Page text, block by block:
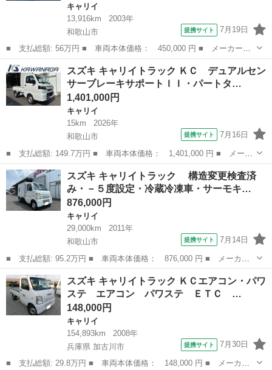
キャリイ
13,916km
2003年
和歌山市
提携サイト 7月19日
■ 支払総額: 56万円 ■ 車両本体価格： 450,000 円 ■ メーカー
名： スズキ ■ 車種名： キャリイトラック ■ グレード名： Ｋ
Ｃエアコン・パワステ オートマ 修復歴なし 車検整備付き エア
コン パワーステ...
和歌山 キャリイ
スズキ キャリイトラック ＫＣ デュアルセン
サーブレーキサポートＩＩ・パートタ…
1,401,000円
キャリイ
15km
2026年
和歌山市
提携サイト 7月16日
■ 支払総額: 149.7万円 ■ 車両本体価格： 1,401,000 円 ■ メーカ
ー名： スズキ ■ 車種名： キャリイトラック ■ グレード名：
ＫＣ デュアルセンサーブレーキサポートＩＩ・パートタイム４Ｗ
Ｄ・４ＡＴ...
和歌山 和歌山市 キャリイ
スズキ キャリイトラック 構造変更検査済
み・－５度設定・冷蔵冷凍車・サーモキ…
876,000円
キャリイ
29,000km
2011年
和歌山市
提携サイト 7月14日
■ 支払総額: 95.2万円 ■ 車両本体価格： 876,000 円 ■ メーカー
名： スズキ ■ 車種名： キャリイトラック ■ グレード名：
構造変更検査済み・－５度設定・冷蔵冷凍車・サーモキング製冷凍
機・純正箱・片...
和歌山 和歌山市 キャリイ
スズキ キャリイトラック ＫＣエアコン・パワ
ステ エアコン パワステ ＥＴＣ …
148,000円
キャリイ
154,893km
2008年
兵庫県 加古川市
提携サイト 7月30日
■ 支払総額: 29.8万円 ■ 車両本体価格： 148,000 円 ■ メーカー